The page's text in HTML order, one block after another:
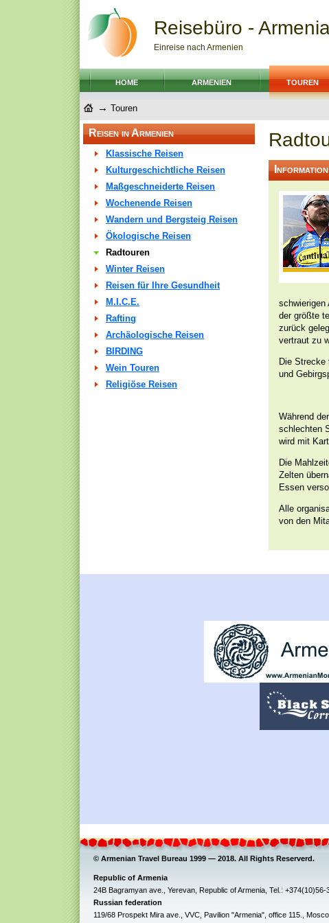
Reisebüro -
Einreise nach Armenien
HOME ARMENIEN TOUREN
→ Touren
Reisen in Armenien
Klassische Reisen
Kulturgeschichtliche Reisen
Maßgeschneiderte Reisen
Wochenende Reisen
Wandern und Bergsteig Reisen
Ökologische Reisen
Radtouren
Winter Reisen
Reisen für Ihre Gesundheit
M.I.C.E.
Rafting
Archäologische Reisen
BIRDING
Wein Touren
Religiöse Reisen
schwierigen
der größte
zurück
vertraut zu
Die Strecke
und
Während
schlechten
wird mit
Die
Zelten
Essen
Alle
von den
© Armenian Travel Bureau 1999 — 2018. All Rights Reserverd.
Republic of Armenia
24B Bagramyan ave., Yerevan, Republic of Armenia, Tel.:
Russian federation
119/68 Prospekt Mira ave., VVC, Pavilion "Armenia", office 115.,